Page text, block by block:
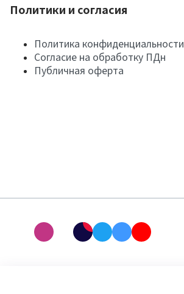
Политики и согласия
Политика конфиденциальности
Согласие на обработку ПДн
Публичная оферта